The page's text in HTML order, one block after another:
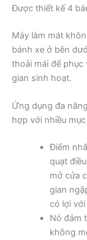
Được thiết kế 4
Máy làm mát
bánh xe ở bên
thoải mái để
gian sinh hoạt.
Ứng dụng đa
hợp với nhiều
Điểm
quạt
mở cửa
gian
có lợi
Nó đảm
không